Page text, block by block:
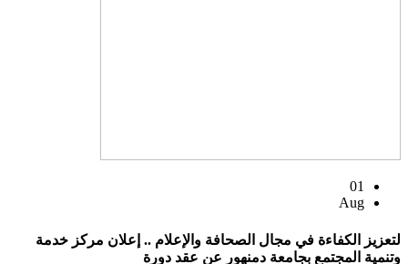
01
Aug
لتعزيز الكفاءة في مجال الصحافة والإعلام .. إعلان مركز خدمة
وتنمية المجتمع بجامعة دمنهور عن عقد دورة